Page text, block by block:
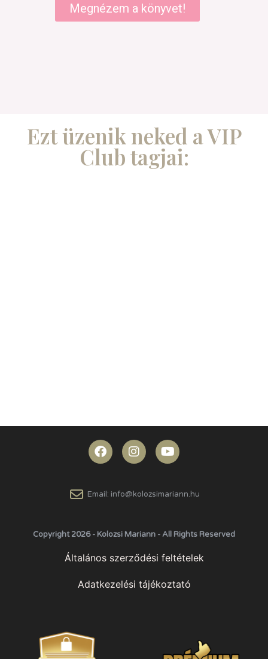
Megnézem a könyvet!
Ezt üzenik neked a VIP
Club tagjai:
Email: info@kolozsimariann.hu
Copyright 2026 - Kolozsi Mariann - All Rights Reserved
Általános szerződési feltételek
Adatkezelési tájékoztató